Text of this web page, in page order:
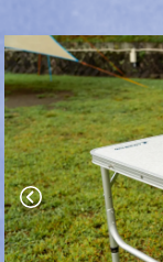
Previous